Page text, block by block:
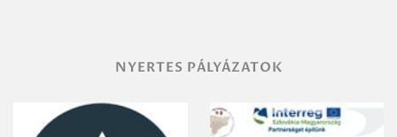
NYERTES PÁLYÁZATOK